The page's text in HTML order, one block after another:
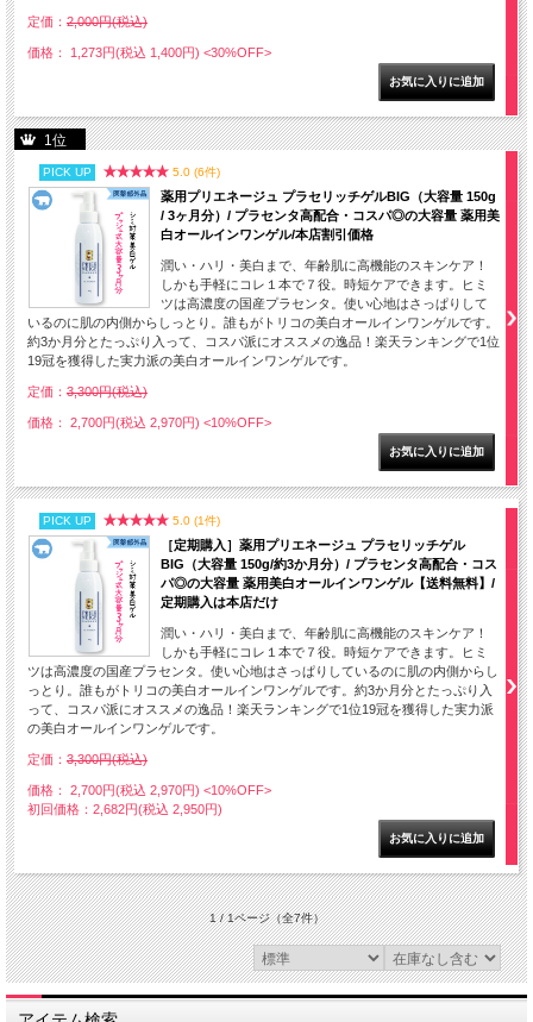
定価： 2,000円(税込)
価格： 1,273円(税込 1,400円) <30%OFF>
1位
PICK UP 5.0 (6件)
薬用プリエネージュ プラセリッチゲルBIG（大容量 150g
/ 3ヶ月分）/ プラセンタ高配合・コスパ◎の大容量 薬用美
白オールインワンゲル/本店割引価格
潤い・ハリ・美白まで、年齢肌に高機能のスキンケア！
しかも手軽にコレ１本で７役。時短ケアできます。ヒミ
ツは高濃度の国産プラセンタ。使い心地はさっぱりして
いるのに肌の内側からしっとり。誰もがトリコの美白オールインワンゲルです。
約3か月分とたっぷり入って、コスパ派にオススメの逸品！楽天ランキングで1位
19冠を獲得した実力派の美白オールインワンゲルです。
定価： 3,300円(税込)
価格： 2,700円(税込 2,970円) <10%OFF>
PICK UP 5.0 (1件)
［定期購入］薬用プリエネージュ プラセリッチゲル
BIG（大容量 150g/約3か月分）/ プラセンタ高配合・コス
パ◎の大容量 薬用美白オールインワンゲル【送料無料】/
定期購入は本店だけ
潤い・ハリ・美白まで、年齢肌に高機能のスキンケア！
しかも手軽にコレ１本で７役。時短ケアできます。ヒミ
ツは高濃度の国産プラセンタ。使い心地はさっぱりしているのに肌の内側からし
っとり。誰もがトリコの美白オールインワンゲルです。約3か月分とたっぷり入
って、コスパ派にオススメの逸品！楽天ランキングで1位19冠を獲得した実力派
の美白オールインワンゲルです。
定価： 3,300円(税込)
価格： 2,700円(税込 2,970円) <10%OFF>
初回価格：2,682円(税込 2,950円)
1 / 1ページ（全7件）